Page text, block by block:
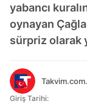
yabancı
oynayan
sürpriz olarak
Giriş Tarihi: